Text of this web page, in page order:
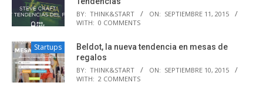
BY: THINK&START ON: SEPTIEMBRE 11, 2015
WITH: 0 COMMENTS
Startups
Beldot, la nueva tendencia en mesas de
regalos
BY: THINK&START ON: SEPTIEMBRE 10, 2015
WITH: 2 COMMENTS